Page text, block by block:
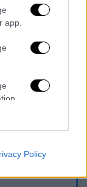
app.
Policy
«Κάποτε
ήταν
δύναμη»
σε ακραίες
συνθήκες
είχε τον νεκρό